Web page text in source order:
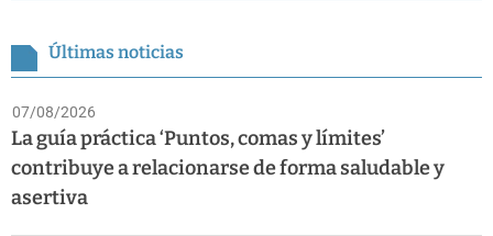
Últimas noticias
07/08/2026
La guía práctica ‘Puntos, comas y límites’
contribuye a relacionarse de forma saludable y
asertiva